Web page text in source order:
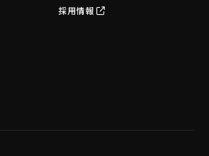
採用情報